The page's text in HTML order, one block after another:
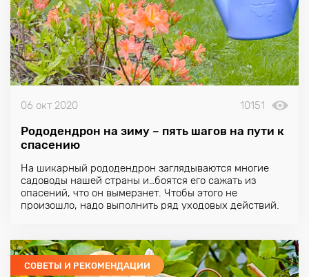
06 окт 2020 10151
Рододендрон на зиму – пять шагов на пути к
спасению
На шикарный рододендрон заглядываются многие
садоводы нашей страны и…боятся его сажать из
опасений, что он вымерзнет. Чтобы этого не
произошло, надо выполнить ряд уходовых действий.
СОВЕТЫ И РЕКОМЕНДАЦИИ